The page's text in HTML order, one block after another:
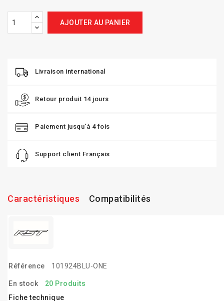
AJOUTER AU PANIER
Livraison international
Retour produit 14 jours
Paiement jusqu'à 4 fois
Support client Français
Caractéristiques Compatibilités
Référence 101924BLU-ONE
En stock
20 Produits
Fiche technique